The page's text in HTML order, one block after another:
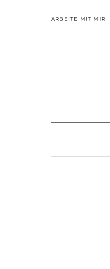
ARBEITE MIT MIR